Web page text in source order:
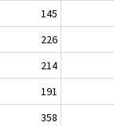
145
226
214
191
358